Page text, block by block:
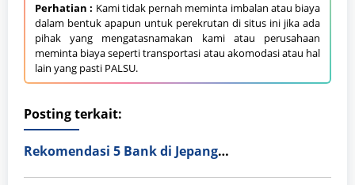
Perhatian : Kami tidak pernah meminta imbalan atau biaya
dalam bentuk apapun untuk perekrutan di situs ini jika ada
pihak yang mengatasnamakan kami atau perusahaan
meminta biaya seperti transportasi atau akomodasi atau hal
lain yang pasti PALSU.
Posting terkait:
Rekomendasi 5 Bank di Jepang Paling Ramah Orang Asing: Mudah, Cepat, dan Anti-Ribet!